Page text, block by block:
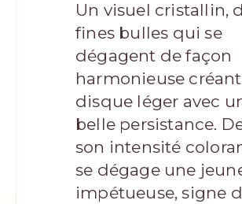
Un visuel cristallin,
fines bulles qui se
dégagent de façon
harmonieuse
disque léger avec
belle persistance.
son intensité
se dégage une
impétueuse, signe